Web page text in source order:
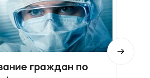
граждан по